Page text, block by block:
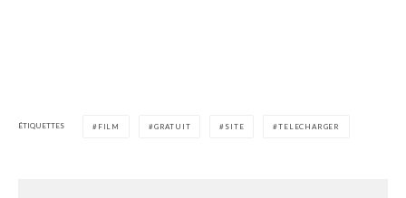
ÉTIQUETTES FILM GRATUIT SITE TELECHARGER